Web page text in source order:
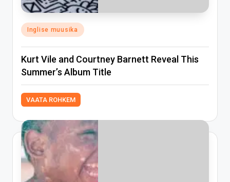
Posted
in
Inglise muusika
Kurt Vile and Courtney Barnett Reveal This
Summer’s Album Title
VAATA ROHKEM